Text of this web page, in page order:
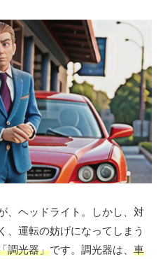
、ヘッドライト。しかし、対
、運転の妨げになってしまう
調光器」です。調光器は、 車